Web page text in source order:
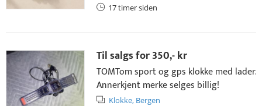
17 timer siden
Til salgs for350,- kr
TOMTom sport og gps klokke med lader.
Annerkjent merke selges billig!
Klokke, Bergen